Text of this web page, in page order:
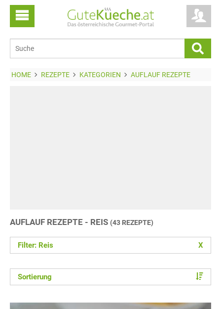
HOME REZEPTE KATEGORIEN AUFLAUF REZEPTE
AUFLAUF REZEPTE - REIS (43 REZEPTE)
Filter: Reis X
Sortierung